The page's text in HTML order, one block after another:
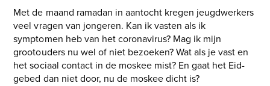
Met de maand ramadan in aantocht kregen jeugdwerkers
veel vragen van jongeren. Kan ik vasten als ik
symptomen heb van het coronavirus? Mag ik mijn
grootouders nu wel of niet bezoeken? Wat als je vast en
het sociaal contact in de moskee mist? En gaat het Eid-
gebed dan niet door, nu de moskee dicht is?